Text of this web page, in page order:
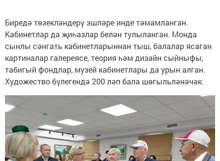
Биредә төзекләндерү эшләре инде тәмамланган.
Кабинетлар да җиһазлар белән тулыланган. Монда
сынлы сәнгать кабинетларыннан тыш, балалар ясаган
картиналар галереясе, теория һәм дизайн сыйныфы,
табигый фондлар, музей кабинетлары да урын алган.
Художество бүлегендә 200 ләп бала шөгыльләнәчәк.